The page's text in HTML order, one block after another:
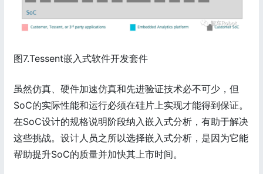
图7.Tessent嵌入式软件开发套件
虽然仿真、硬件加速仿真和先进验证技术必不可少，但
SoC的实际性能和运行必须在硅片上实现才能得到保证。
在SoC设计的规格说明阶段纳入嵌入式分析，有助于解决
这些挑战。设计人员之所以选择嵌入式分析，是因为它能
帮助提升SoC的质量并加快其上市时间。